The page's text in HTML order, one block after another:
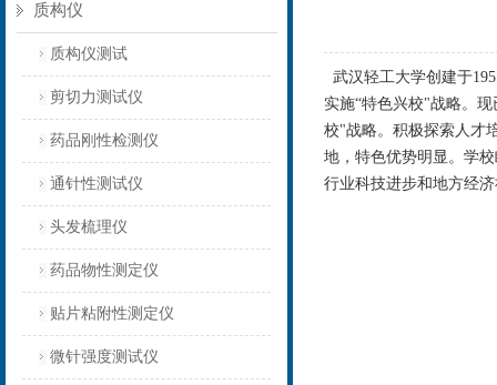
质构仪
质构仪测试
剪切力测试仪
药品刚性检测仪
通针性测试仪
头发梳理仪
药品物性测定仪
贴片粘附性测定仪
微针强度测试仪
武汉轻工大学创建于
实施“特色兴校"战略。现
校"战略。积极探索人才
地，特色优势明显。学
行业科技进步和地方经